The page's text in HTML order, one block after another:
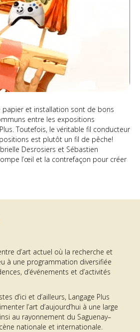
papier et installation sont de bons
entre les expositions
Toutefois, le véritable fil conducteur
est plutôt un fil de pêche!
Desrosiers et Sébastien
l’œil et la contrefaçon pour créer
d’art actuel où la recherche et
à une programmation diversifiée
d’événements et d’activités
d’ici et d’ailleurs, Langage Plus
l’art d’aujourd’hui à une large
au rayonnement du Saguenay–
nationale et internationale.